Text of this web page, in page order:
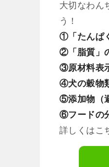
大切なわん
う！
①「たんぱ
②「脂質」
③原材料表
④犬の穀物
⑤添加物（
⑥フードの
詳しくはこ